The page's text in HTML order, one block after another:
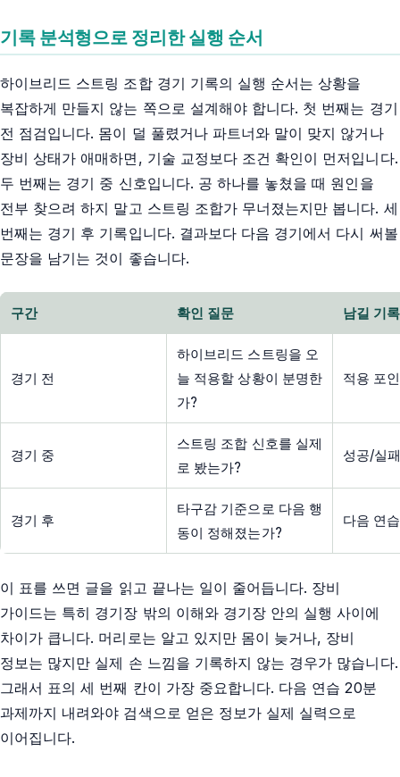
기록 분석형으로 정리한 실행 순서
하이브리드 스트링 조합 경기 기록의 실행 순서는 상황을
복잡하게 만들지 않는 쪽으로 설계해야 합니다. 첫 번째는 경기
전 점검입니다. 몸이 덜 풀렸거나 파트너와 말이 맞지 않거나
장비 상태가 애매하면, 기술 교정보다 조건 확인이 먼저입니다.
두 번째는 경기 중 신호입니다. 공 하나를 놓쳤을 때 원인을
전부 찾으려 하지 말고 스트링 조합가 무너졌는지만 봅니다. 세
번째는 경기 후 기록입니다. 결과보다 다음 경기에서 다시 써볼
문장을 남기는 것이 좋습니다.
구간 확인 질문 남길 기록
경기 전
하이브리드 스트링을 오
늘 적용할 상황이 분명한
가?
적용 포
경기 중
스트링 조합 신호를 실제
로 봤는가?
성공/실
경기 후
타구감 기준으로 다음 행
동이 정해졌는가?
다음 연
이 표를 쓰면 글을 읽고 끝나는 일이 줄어듭니다. 장비
가이드는 특히 경기장 밖의 이해와 경기장 안의 실행 사이에
차이가 큽니다. 머리로는 알고 있지만 몸이 늦거나, 장비
정보는 많지만 실제 손 느낌을 기록하지 않는 경우가 많습니다.
그래서 표의 세 번째 칸이 가장 중요합니다. 다음 연습 20분
과제까지 내려와야 검색으로 얻은 정보가 실제 실력으로
이어집니다.